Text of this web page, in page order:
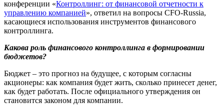
конференции «Контроллинг: от финансовой отчетности к
управлению компанией», ответил на вопросы CFO-Russia,
касающиеся использования инструментов финансового
контроллинга.
Какова роль финансового контроллинга в формировании
бюджетов?
Бюджет – это прогноз на будущее, с которым согласны
акционеры: как компания будет жить, сколько принесет денег,
как будет работать. После официального утверждения он
становится законом для компании.